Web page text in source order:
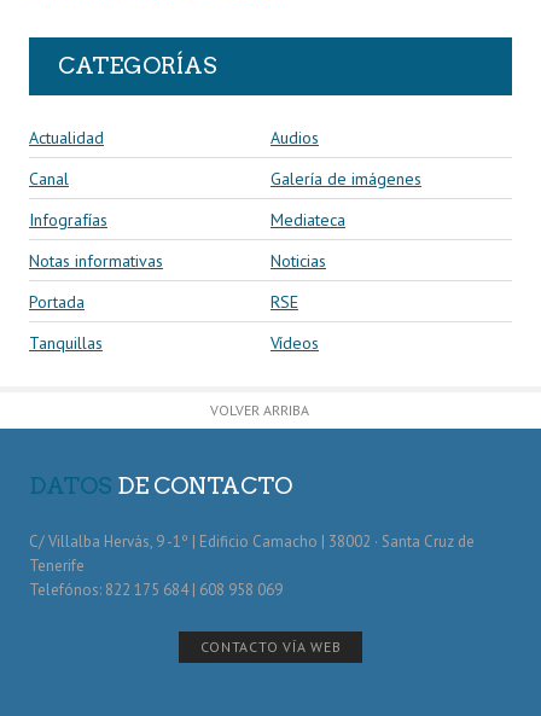
CATEGORÍAS
Actualidad
Audios
Canal
Galería de imágenes
Infografías
Mediateca
Notas informativas
Noticias
Portada
RSE
Tanquillas
Vídeos
VOLVER ARRIBA
DATOS DE CONTACTO
C/ Villalba Hervás, 9 -1º | Edificio Camacho | 38002 · Santa Cruz de
Tenerife
Telefónos: 822 175 684 | 608 958 069
CONTACTO VÍA WEB